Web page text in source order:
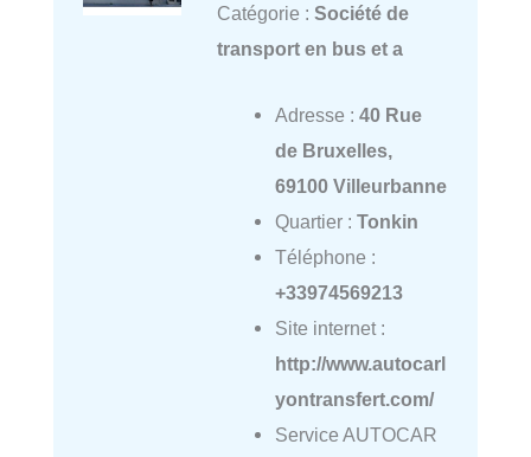
Catégorie : Société de
transport en bus et a
Adresse : 40 Rue
de Bruxelles,
69100 Villeurbanne
Quartier : Tonkin
Téléphone :
+33974569213
Site internet :
http://www.autocarl
yontransfert.com/
Service AUTOCAR